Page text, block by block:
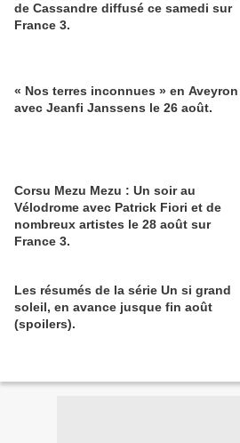
de Cassandre diffusé ce samedi sur
France 3.
« Nos terres inconnues » en Aveyron
avec Jeanfi Janssens le 26 août.
Corsu Mezu Mezu : Un soir au
Vélodrome avec Patrick Fiori et de
nombreux artistes le 28 août sur
France 3.
Les résumés de la série Un si grand
soleil, en avance jusque fin août
(spoilers).